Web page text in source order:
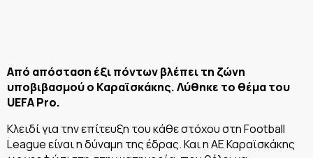
Από απόσταση έξι πόντων βλέπει τη ζώνη
υποβιβασμού ο Καραϊσκάκης. Λύθηκε το θέμα του
UEFA Pro.
Κλειδί για την επίτευξη του κάθε στόχου στη Football
League είναι η δύναμη της έδρας. Και η ΑΕ Καραϊσκάκης